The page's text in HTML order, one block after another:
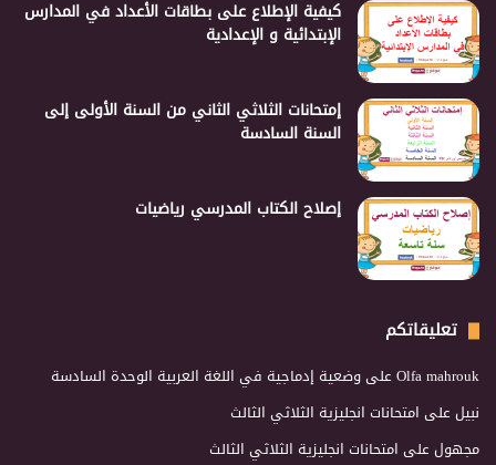
كيفية الإطلاع على بطاقات الأعداد في المدارس
الإبتدائية و الإعدادية
إمتحانات الثلاثي الثاني من السنة الأولى إلى
السنة السادسة
إصلاح الكتاب المدرسي رياضيات
تعليقاتكم
Olfa mahroukعلى وضعية إدماجية في اللغة العربية الوحدة السادسة
نبيلعلى امتحانات انجليزية الثلاثي الثالث
مجهولعلى امتحانات انجليزية الثلاثي الثالث